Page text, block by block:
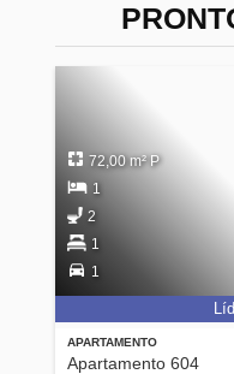
APARTAMENTO
Apartamento 604
72,00 m² P
1
2
1
1